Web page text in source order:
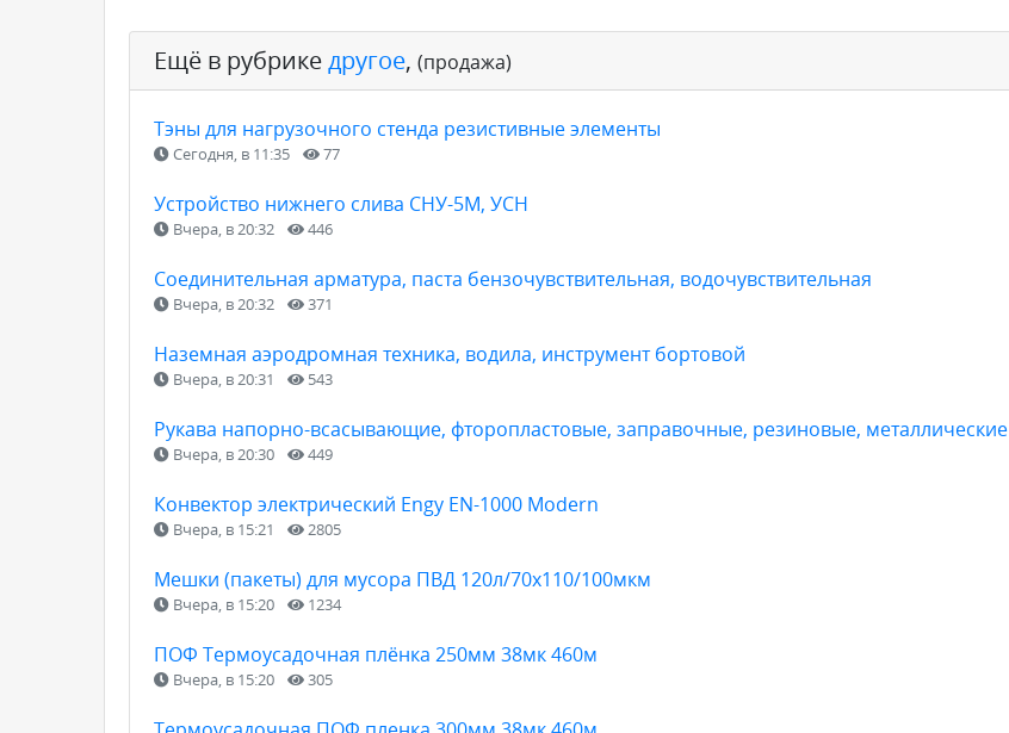
Ещё в рубрикедругое, (продажа)
Тэны для нагрузочного стенда резистивные элементы
Сегодня, в 11:35 77
Устройство нижнего слива СНУ-5М, УСН
Вчера, в 20:32 446
Соединительная арматура, паста бензочувствительная, водочувствительная
Вчера, в 20:32 371
Наземная аэродромная техника, водила, инструмент бортовой
Вчера, в 20:31 543
Рукава напорно-всасывающие, фторопластовые, заправочные, резиновые, металлические
Вчера, в 20:30 449
Конвектор электрический Engy EN-1000 Modern
Вчера, в 15:21 2805
Мешки (пакеты) для мусора ПВД 120л/70х110/100мкм
Вчера, в 15:20 1234
ПОФ Термоусадочная плёнка 250мм 38мк 460м
Вчера, в 15:20 305